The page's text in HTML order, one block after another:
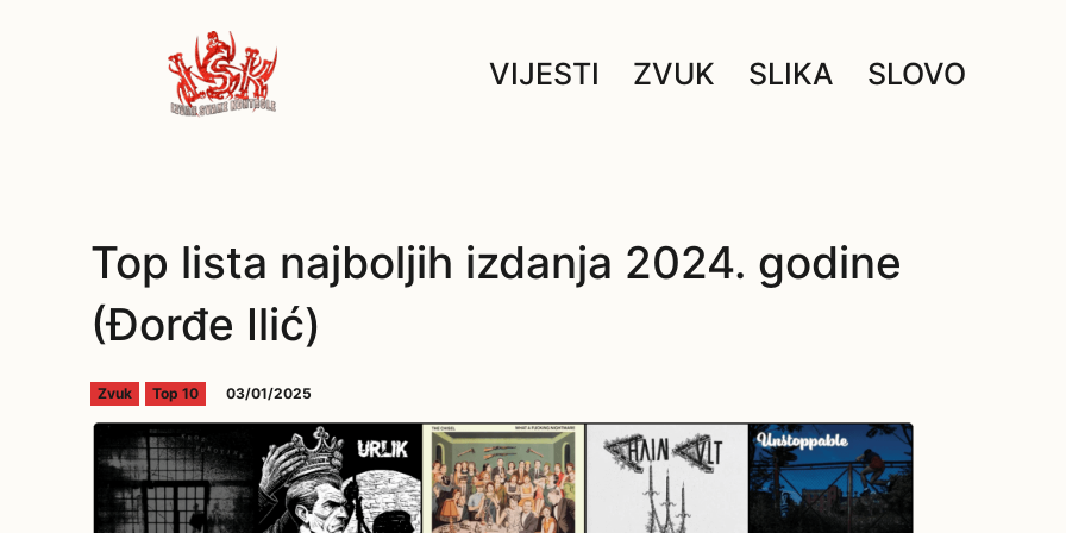
VIJESTI ZVUK SLIKA SLOVO
Top lista najboljih izdanja 2024. godine
(Đorđe Ilić)
Zvuk Top 10 03/01/2025